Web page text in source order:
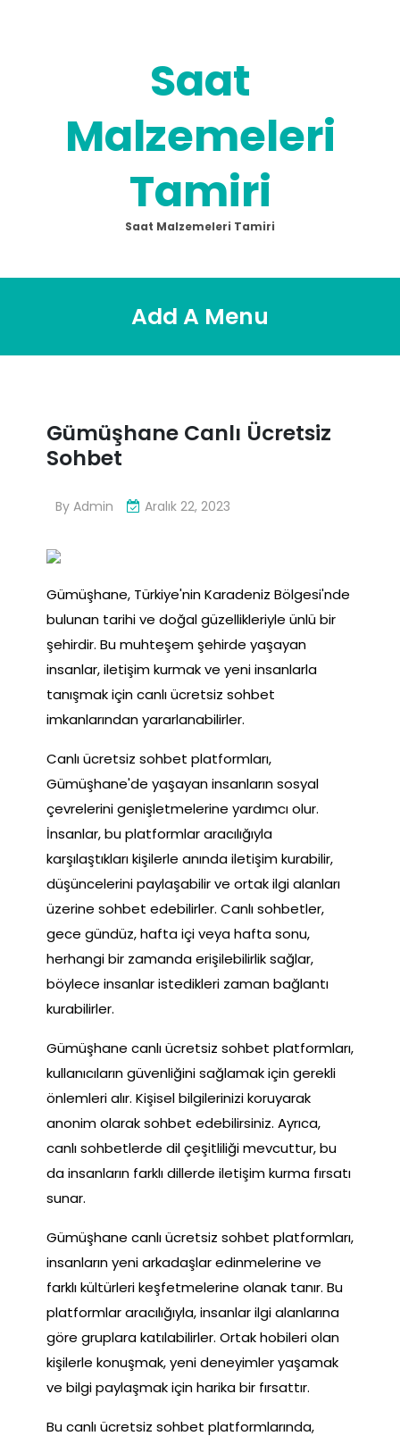
Saat
Malzemeleri
Tamiri
Saat Malzemeleri Tamiri
Add A Menu
Gümüşhane Canlı Ücretsiz
Sohbet
By Admin Aralık 22, 2023
Gümüşhane, Türkiye'nin Karadeniz Bölgesi'nde
bulunan tarihi ve doğal güzellikleriyle ünlü bir
şehirdir. Bu muhteşem şehirde yaşayan
insanlar, iletişim kurmak ve yeni insanlarla
tanışmak için canlı ücretsiz sohbet
imkanlarından yararlanabilirler.
Canlı ücretsiz sohbet platformları,
Gümüşhane'de yaşayan insanların sosyal
çevrelerini genişletmelerine yardımcı olur.
İnsanlar, bu platformlar aracılığıyla
karşılaştıkları kişilerle anında iletişim kurabilir,
düşüncelerini paylaşabilir ve ortak ilgi alanları
üzerine sohbet edebilirler. Canlı sohbetler,
gece gündüz, hafta içi veya hafta sonu,
herhangi bir zamanda erişilebilirlik sağlar,
böylece insanlar istedikleri zaman bağlantı
kurabilirler.
Gümüşhane canlı ücretsiz sohbet platformları,
kullanıcıların güvenliğini sağlamak için gerekli
önlemleri alır. Kişisel bilgilerinizi koruyarak
anonim olarak sohbet edebilirsiniz. Ayrıca,
canlı sohbetlerde dil çeşitliliği mevcuttur, bu
da insanların farklı dillerde iletişim kurma fırsatı
sunar.
Gümüşhane canlı ücretsiz sohbet platformları,
insanların yeni arkadaşlar edinmelerine ve
farklı kültürleri keşfetmelerine olanak tanır. Bu
platformlar aracılığıyla, insanlar ilgi alanlarına
göre gruplara katılabilirler. Ortak hobileri olan
kişilerle konuşmak, yeni deneyimler yaşamak
ve bilgi paylaşmak için harika bir fırsattır.
Bu canlı ücretsiz sohbet platformlarında,